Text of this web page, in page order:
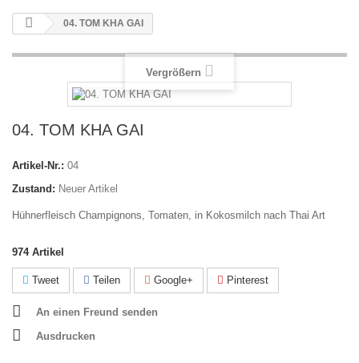
04. TOM KHA GAI
Vergrößern
04. TOM KHA GAI
Artikel-Nr.: 04
Zustand: Neuer Artikel
Hühnerfleisch Champignons, Tomaten, in Kokosmilch nach Thai Art
974 Artikel
Tweet Teilen Google+ Pinterest
An einen Freund senden
Ausdrucken